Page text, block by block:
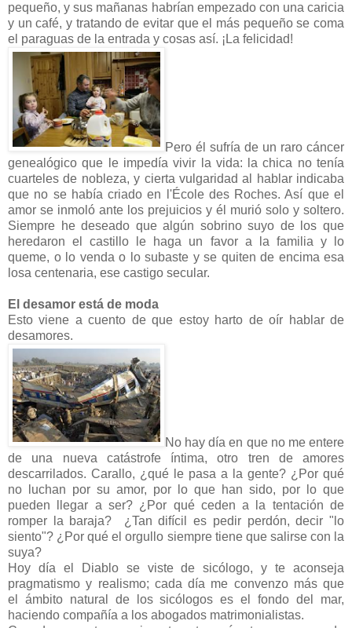
pequeño, y sus mañanas habrían empezado con una caricia
y un café, y tratando de evitar que el más pequeño se coma
el paraguas de la entrada y cosas así. ¡La felicidad!
Pero él sufría de un raro cáncer
genealógico que le impedía vivir la vida: la chica no tenía
cuarteles de nobleza, y cierta vulgaridad al hablar indicaba
que no se había criado en l'École des Roches. Así que el
amor se inmoló ante los prejuicios y él murió solo y soltero.
Siempre he deseado que algún sobrino suyo de los que
heredaron el castillo le haga un favor a la familia y lo
queme, o lo venda o lo subaste y se quiten de encima esa
losa centenaria, ese castigo secular.
El desamor está de moda
Esto viene a cuento de que estoy harto de oír hablar de
desamores.
No hay día en que no me entere
de una nueva catástrofe íntima, otro tren de amores
descarrilados. Carallo, ¿qué le pasa a la gente? ¿Por qué
no luchan por su amor, por lo que han sido, por lo que
pueden llegar a ser? ¿Por qué ceden a la tentación de
romper la baraja? ¿Tan difícil es pedir perdón, decir "lo
siento"? ¿Por qué el orgullo siempre tiene que salirse con la
suya?
Hoy día el Diablo se viste de sicólogo, y te aconseja
pragmatismo y realismo; cada día me convenzo más que
el ámbito natural de los sicólogos es el fondo del mar,
haciendo compañía a los abogados matrimonialistas.